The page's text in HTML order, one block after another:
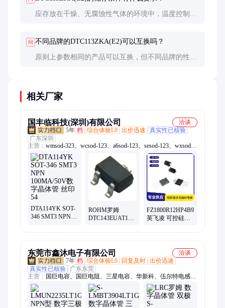
应存放在干燥、无腐蚀性气体的环境中，温度控制
问 不同品牌的DTC113ZKA(E2)可以互换吗？
原则上参数相同的产品可以互换，但不同品牌的性能
相关厂家
国丰临科技(深圳)有限公司
洽谈
5年 档 综合体验L0 出价迅速
真实性已核验
广东深圳
主营： wmsod-323、wcsod-123、a6sod-123、sesod-123、wxsod-
123、wdsod-323、x4sod-123、6hsod-123、6csod-123、4zsod-
123、mmbd4148t、mmbd4148a、3esod-323、蜡烛灯、wgsod-
123、5psod-123、y2sod-323、稳压管、wnsod-123、d6sod-123、
sksod-123、mmsz5244b、c0sod-323、5nsod-123、4fsod-123
DTA114YK SOT-
346 SMT3 NPN
ROHM罗姆
DTC143EUAT106
FZ1800R12HP4B9HOSA2
英飞凌 可控硅及
东莞市鑫沐电子有限公司
洽谈
7年 档 综合体验L0 回复及时 出价迅速
真实性已核验
广东东莞
主营： 国巨电容、国巨电阻、三星电容、华新科、伍尔特电感、
二极管、三极管、贴片电感、lm317to-220、贴片排阻、贴片电
阻、贴片电容、贴片磁珠、贴片滤波器、s8050s0t23、旺诠电
阻、厚声电阻